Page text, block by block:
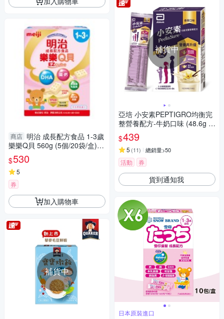
商店 明治 成長配方食品 1-3歲
樂樂Q貝 560g (5個/20袋/盒)
【杏一】
$530
5
券
加入購物車
補貨中
補貨中
亞培 小安素PEPTIGRO均衡完
整營養配方-牛奶口味 (48.6g x
8包)
$439
5 (11) 總銷量>50
活動 券
貨到通知我
日本原裝進口